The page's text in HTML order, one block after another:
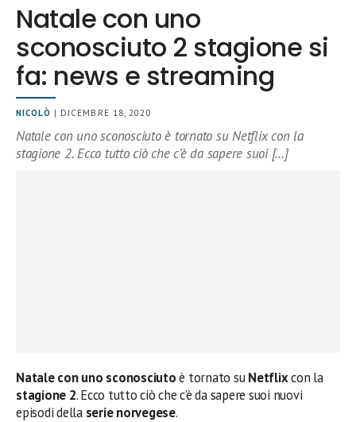
Natale con uno
sconosciuto 2 stagione si
fa: news e streaming
NICOLÒ | DICEMBRE 18, 2020
Natale con uno sconosciuto è tornato su Netflix con la
stagione 2. Ecco tutto ciò che c’è da sapere suoi […]
Natale con uno sconosciutoè tornato suNetflixcon la
stagione 2. Ecco tutto ciò che c’è da sapere suoi nuovi
episodi della serie norvegese.